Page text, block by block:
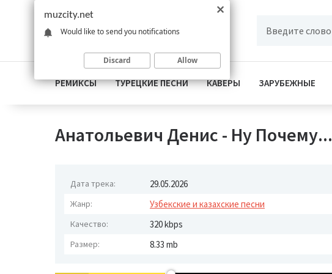
РЕМИКСЫ ТУРЕЦКИЕ ПЕСНИ КАВЕРЫ ЗАРУБЕЖНЫЕ
Анатольевич Денис - Ну Почему...
Дата трека: 29.05.2026
Жанр: Узбекские и казахские песни
Качество: 320 kbps
Размер: 8.33 mb
muzcity.net
Would like to send you notifications
Discard Allow